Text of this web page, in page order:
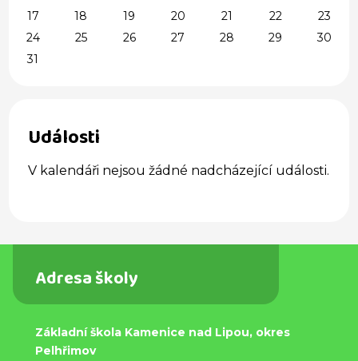
17
18 19 20 21 22
23
24
25 26 27 28 29
30
31
Události
V kalendáři nejsou žádné nadcházející události.
Adresa školy
Základní škola Kamenice nad Lipou, okres
Pelhřimov